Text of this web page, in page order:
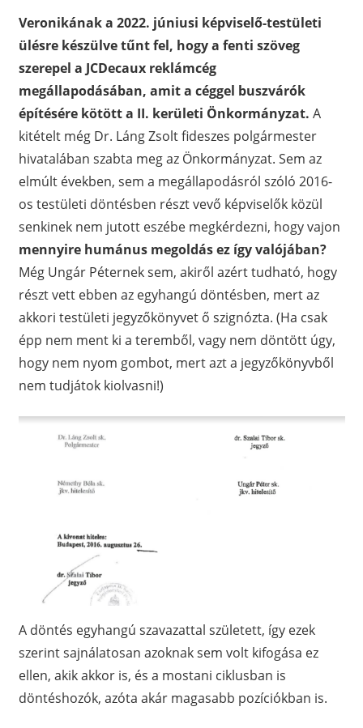
Veronikának a 2022. júniusi képviselő-testületi
ülésre készülve tűnt fel, hogy a fenti szöveg
szerepel a JCDecaux reklámcég
megállapodásában, amit a céggel buszvárók
építésére kötött a II. kerületi Önkormányzat. A
kitételt még Dr. Láng Zsolt fideszes polgármester
hivatalában szabta meg az Önkormányzat. Sem az
elmúlt években, sem a megállapodásról szóló 2016-
os testületi döntésben részt vevő képviselők közül
senkinek nem jutott eszébe megkérdezni, hogy vajon
mennyire humánus megoldás ez így valójában?
Még Ungár Péternek sem, akiről azért tudható, hogy
részt vett ebben az egyhangú döntésben, mert az
akkori testületi jegyzőkönyvet ő szignózta. (Ha csak
épp nem ment ki a teremből, vagy nem döntött úgy,
hogy nem nyom gombot, mert azt a jegyzőkönyvből
nem tudjátok kiolvasni!)
A döntés egyhangú szavazattal született, így ezek
szerint sajnálatosan azoknak sem volt kifogása ez
ellen, akik akkor is, és a mostani ciklusban is
döntéshozók, azóta akár magasabb pozíciókban is.